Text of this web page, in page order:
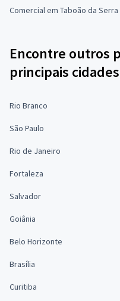
Comercial em Taboão da Serra
Encontre outros
principais cidades
Rio Branco
São Paulo
Rio de Janeiro
Fortaleza
Salvador
Goiânia
Belo Horizonte
Brasília
Curitiba